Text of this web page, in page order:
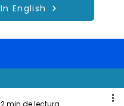
In English
2 min de lectura